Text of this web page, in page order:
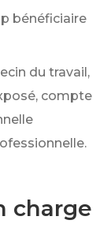
bénéficiaire
du travail,
compte
charge